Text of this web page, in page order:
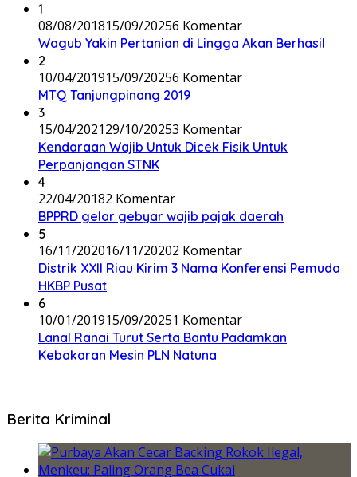
1
08/08/201815/09/20256 Komentar
Wagub Yakin Pertanian di Lingga Akan Berhasil
2
10/04/201915/09/20256 Komentar
MTQ Tanjungpinang 2019
3
15/04/202129/10/20253 Komentar
Kendaraan Wajib Untuk Dicek Fisik Untuk
Perpanjangan STNK
4
22/04/20182 Komentar
BPPRD gelar gebyar wajib pajak daerah
5
16/11/202016/11/20202 Komentar
Distrik XXII Riau Kirim 3 Nama Konferensi Pemuda
HKBP Pusat
6
10/01/201915/09/20251 Komentar
Lanal Ranai Turut Serta Bantu Padamkan
Kebakaran Mesin PLN Natuna
Berita Kriminal